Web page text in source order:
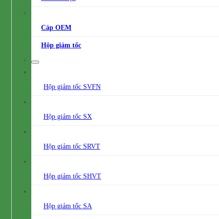
Cáp OEM
Hộp giảm tốc
Hộp giảm tốc SVFN
Hộp giảm tốc SX
Hộp giảm tốc SRVT
Hộp giảm tốc SHVT
Hộp giảm tốc SA